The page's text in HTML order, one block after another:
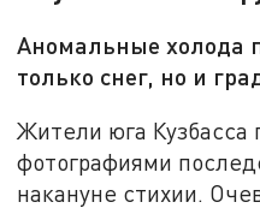
Аномальные холода
только снег, но и
Жители юга Кузбасса
фотографиями
накануне стихии.